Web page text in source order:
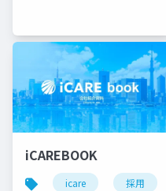
iCAREBOOK
icare 採用